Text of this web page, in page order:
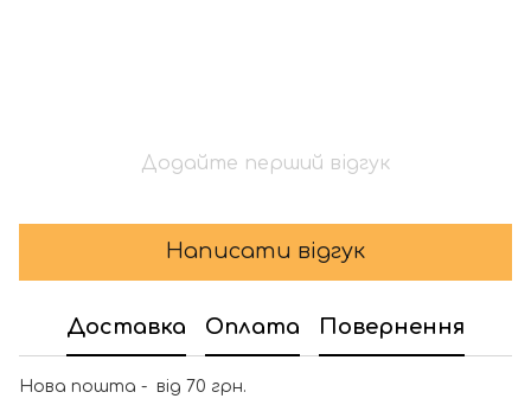
Додайте перший відгук
Написати відгук
Доставка Оплата Повернення
Нова пошта - від 70 грн.